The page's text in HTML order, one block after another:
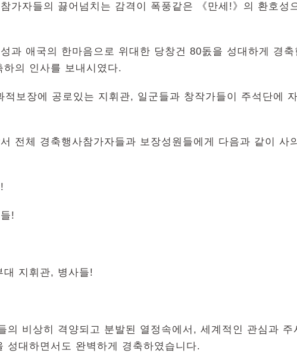
가자들의 끓어넘치는 감격이 폭풍같은 《만세!》의 환호성
과 애국의 한마음으로 위대한 당창건 80돐을 성대하게 경축
의 인사를 보내시였다.
적보장에 공로있는 지휘관, 일군들과 창작가들이 주석단에
전체 경축행사참가자들과 보장성원들에게 다음과 같이 사
!
대 지휘관, 병사들!
의 비상히 격양되고 분발된 열정속에서, 세계적인 관심과 주
성대하면서도 완벽하게 경축하였습니다.